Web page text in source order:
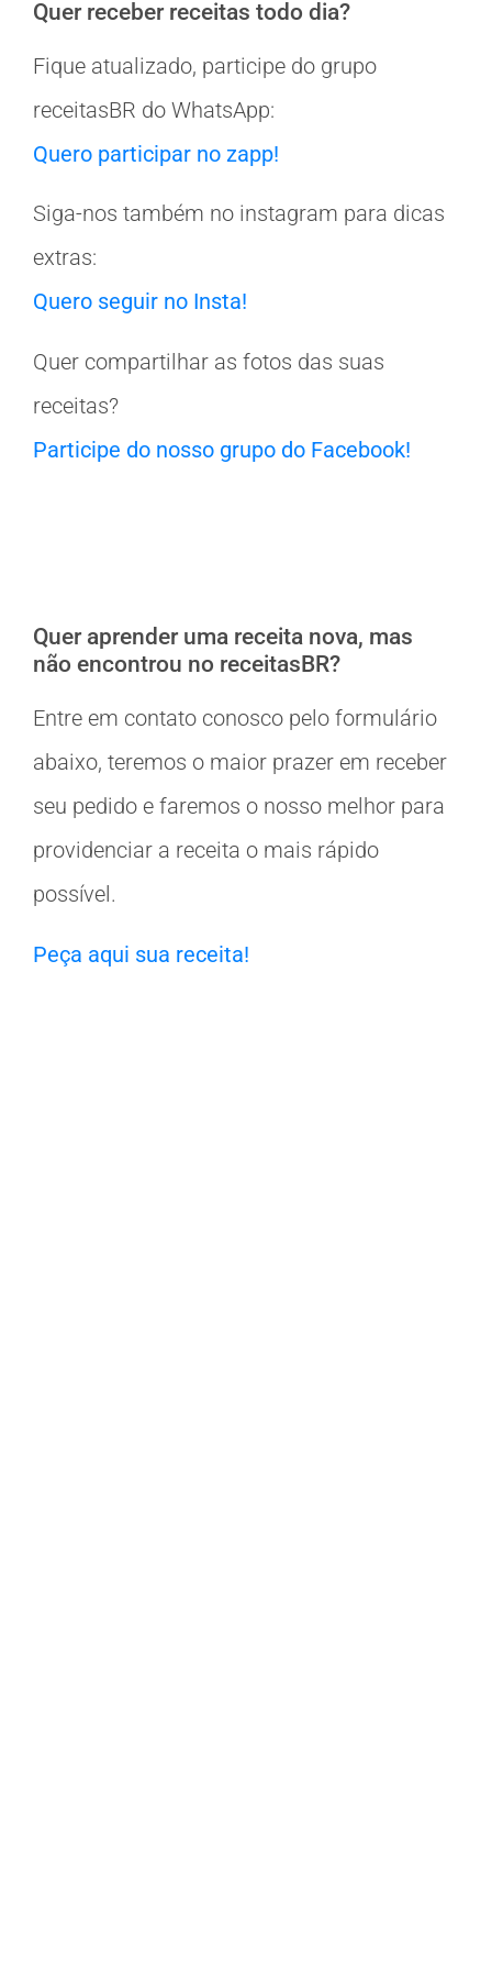
Quer receber receitas todo dia?
Fique atualizado, participe do grupo
receitasBR do WhatsApp:
Quero participar no zapp!
Siga-nos também no instagram para dicas
extras:
Quero seguir no Insta!
Quer compartilhar as fotos das suas
receitas?
Participe do nosso grupo do Facebook!
Quer aprender uma receita nova, mas
não encontrou no receitasBR?
Entre em contato conosco pelo formulário
abaixo, teremos o maior prazer em receber
seu pedido e faremos o nosso melhor para
providenciar a receita o mais rápido
possível.
Peça aqui sua receita!